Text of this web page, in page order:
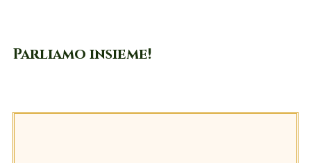
Parliamo insieme!